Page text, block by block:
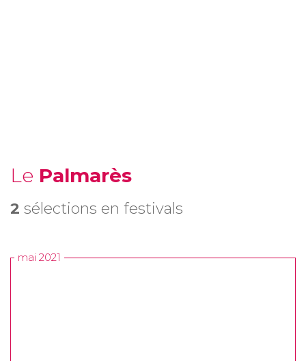
Le Palmarès
2 sélections en festivals
mai 2021